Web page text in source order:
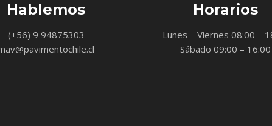
Hablemos
(+56) 9 94875303
Horarios
Lunes – Viernes 08:00 –
Sábado 09:00 – 16:00